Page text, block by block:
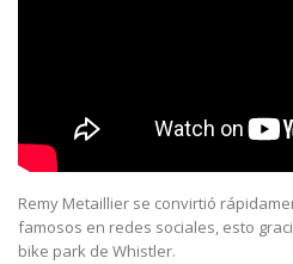
Remy Metaillier se convirtió
famosos en redes sociales, esto
bike park de Whistler.